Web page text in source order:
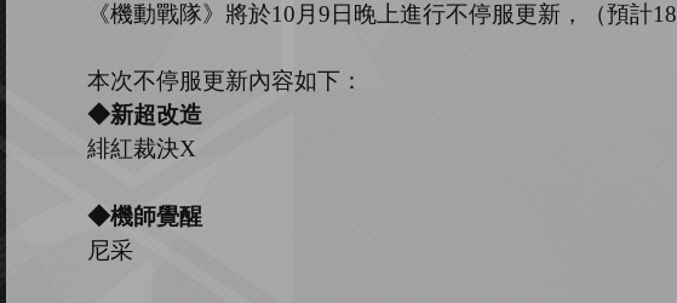
《機動戰隊》將於10月 9 日晚上進行不停服更新，（預計18
本次不停服更新內容如下：
◆新超改造
緋紅裁決X
◆機師覺醒
尼采